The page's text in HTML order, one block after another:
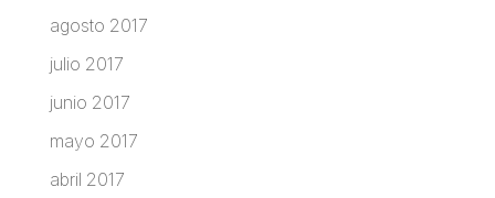
agosto 2017
julio 2017
junio 2017
mayo 2017
abril 2017